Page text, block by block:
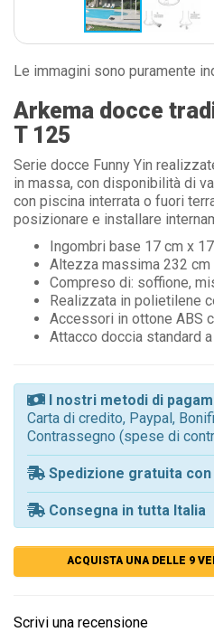
Le immagini sono puramente
Arkema docce
T 125
Serie docce Funny Yin
in massa, con disponibilità di
con piscina interrata o fuori
posizionare e installare
Ingombri base 17 cm x
Altezza massima 232 cm
Compreso di: soffione,
Realizzata in polietilene
Accessori in ottone ABS
Attacco doccia standard
I nostri metodi di
Carta di credito, Paypal,
Contrassegno (spese di
Spedizione gratuita
Consegna in tutta Italia
ACQUISTA UNA DELLE 9
Scrivi una recensione